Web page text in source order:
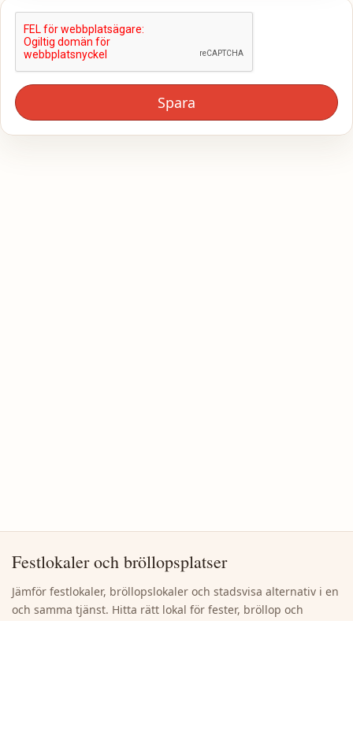
Spara
Festlokaler och bröllopsplatser
Jämför festlokaler, bröllopslokaler och stadsvisa alternativ i en
och samma tjänst. Hitta rätt lokal för fester, bröllop och